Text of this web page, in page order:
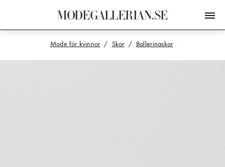
MODEGALLERIAN.SE
Mode för kvinnor Skor Ballerinaskor